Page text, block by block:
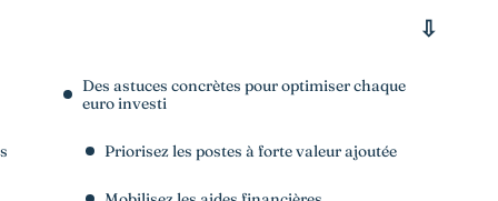
Des astuces concrètes pour optimiser chaque
euro investi
Priorisez les postes à forte valeur ajoutée